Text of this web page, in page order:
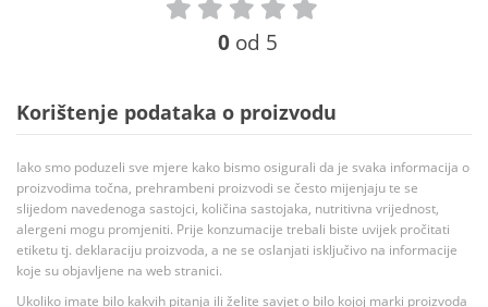
0 od 5
Korištenje podataka o proizvodu
Iako smo poduzeli sve mjere kako bismo osigurali da je svaka informacija o
proizvodima točna, prehrambeni proizvodi se često mijenjaju te se
slijedom navedenoga sastojci, količina sastojaka, nutritivna vrijednost,
alergeni mogu promjeniti. Prije konzumacije trebali biste uvijek pročitati
etiketu tj. deklaraciju proizvoda, a ne se oslanjati isključivo na informacije
koje su objavljene na web stranici.
Ukoliko imate bilo kakvih pitanja ili želite savjet o bilo kojoj marki proizvoda